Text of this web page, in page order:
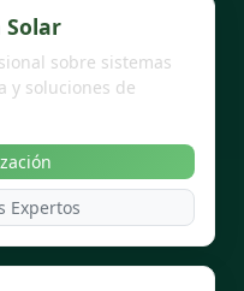
Solar
sobre sistemas
y soluciones de
Expertos